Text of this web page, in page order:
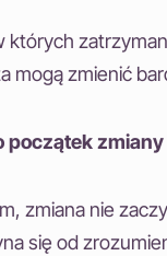
których
mogą zmienić
początek zmiany
zmiana nie
się od